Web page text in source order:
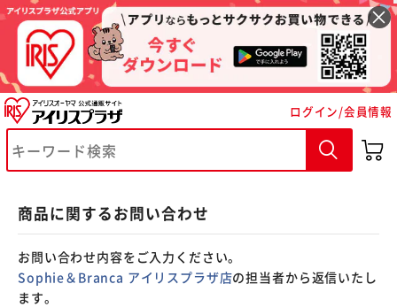
ログイン/会員情報
商品に関するお問い合わせ
お問い合わせ内容をご入力ください。
Sophie＆Branca アイリスプラザ店の担当者から返信いたし
ます。
※ご確認ください
カートに入れる